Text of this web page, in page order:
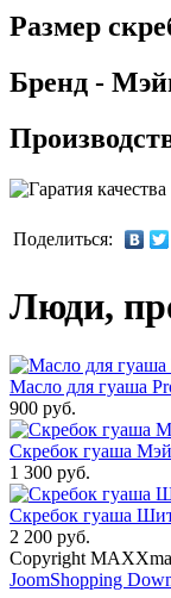
Размер
Бренд -
Поделиться:
Люди,
Масло для гуаша
900 руб.
Скребок гуаша
1 300 руб.
Скребок гуаша
2 200 руб.
Copyright
JoomShopping